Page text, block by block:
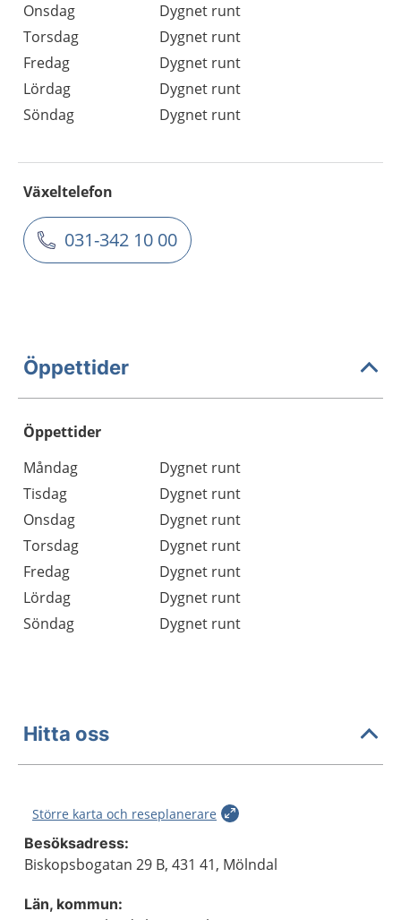
Onsdag
Dygnet runt
Torsdag
Dygnet runt
Fredag
Dygnet runt
Lördag
Dygnet runt
Söndag
Dygnet runt
Växeltelefon
031-342 10 00
Öppettider
Öppettider
Dag
Öppettider
Kommentarer
Måndag
Dygnet runt
Tisdag
Dygnet runt
Onsdag
Dygnet runt
Torsdag
Dygnet runt
Fredag
Dygnet runt
Lördag
Dygnet runt
Söndag
Dygnet runt
Hitta oss
Större karta och reseplanerare
Besöksadress:
Biskopsbogatan 29 B, 431 41, Mölndal
Län, kommun: